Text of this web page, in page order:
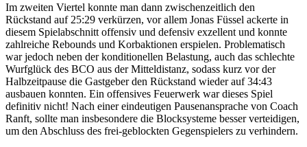
Im zweiten Viertel konnte man dann zwischenzeitlich den
Rückstand auf 25:29 verkürzen, vor allem Jonas Füssel ackerte in
diesem Spielabschnitt offensiv und defensiv exzellent und konnte
zahlreiche Rebounds und Korbaktionen erspielen. Problematisch
war jedoch neben der konditionellen Belastung, auch das schlechte
Wurfglück des BCO aus der Mitteldistanz, sodass kurz vor der
Halbzeitpause die Gastgeber den Rückstand wieder auf 34:43
ausbauen konnten. Ein offensives Feuerwerk war dieses Spiel
definitiv nicht! Nach einer eindeutigen Pausenansprache von Coach
Ranft, sollte man insbesondere die Blocksysteme besser verteidigen,
um den Abschluss des frei-geblockten Gegenspielers zu verhindern.